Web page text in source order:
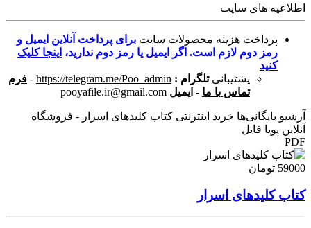
اطلاعیه های سایت
پرداخت هزینه محصولات سایت برای پرداخت آنلاین ایمیل و
رمز دوم لازم است. اگر ایمیل یا رمز دوم ندارید، اینجا کلیک
کنید
پشتیبانی تلگرام : https://telegram.me/Poo_admin
- فرم
تماس با ما - ایمیل pooyafile.ir@gmail.com
آرشیو بایگانی‌ها خرید اینترنتی کتاب کلیدهای اسرار - فروشگاه
آنلاین پویا فایل
PDF
59000 تومان
کتاب کلیدهای اسرار